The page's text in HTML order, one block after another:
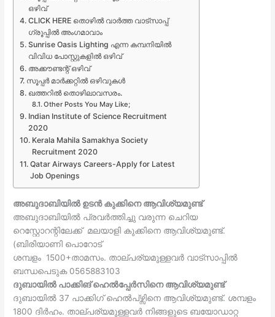
ഒഴിവ്
CLICK HERE തൊഴിൽ വാർത്ത വാട്സാപ്പ്
ഗ്രൂപ്പിൽ അംഗമാവാം
Sunrise Oasis Lighting എന്ന കമ്പനിയിൽ
വിവിധ പോസ്റ്റുകളിൽ ഒഴിവ്
അക്കൗണ്ടന്റ് ഒഴിവ്
സൂപ്പർ മാർക്കറ്റിൽ ഒഴിവുകൾ
ഖത്തറിൽ തൊഴിലാവസരം.
Other Posts You May Like;
Indian Institute of Science Recruitment
2020
Kerala Mahila Samakhya Society
Recruitment 2020
Qatar Airways Careers-Apply for Latest
Job Openings
അബുദാബിയിൽ ഉടൻ കുക്കിനെ ആവിശ്യമുണ്ട്
അബുദാബിയിൽ പ്രവർത്തിച്ചു വരുന്ന ചെറിയ
റെസ്റ്റോറന്റിലേക്ക് മലയാളി കുക്കിനെ ആവിശ്യമുണ്ട്.
(ബിരിയാണി പൊറോട്
ശമ്പളം 1500+താമസം. താല്പര്യമുള്ളവർ വാട്സാപ്പിൽ
ബന്ധപെടുക 0565883103
ദുബായിൽ പാക്കിങ് ഹെൽപ്പേർസിനെ ആവിശ്യമുണ്ട്
ദുബായിൽ 37 പാക്കിഗ് ഹെൽപ്‌ഴ്സിനെ ആവിശ്യമുണ്ട്. ശമ്പളം
1800 ദിർഹം. താല്പര്യമുള്ളവർ നിങ്ങളുടെ ബയോഡാറ്റ